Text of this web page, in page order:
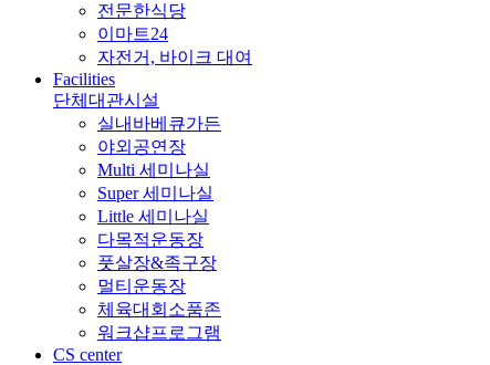
전문한식당
이마트24
자전거, 바이크 대여
Facilities
단체대관시설
실내바베큐가든
야외공연장
Multi 세미나실
Super 세미나실
Little 세미나실
다목적운동장
풋살장&족구장
멀티운동장
체육대회소품존
워크샵프로그램
CS center